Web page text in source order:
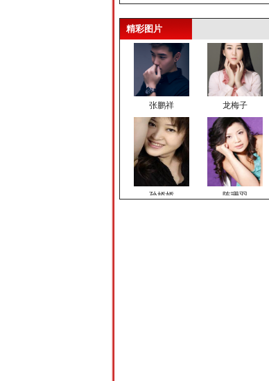
精彩图片
张鹏祥 龙梅子
孙娇娇 陈珊羽